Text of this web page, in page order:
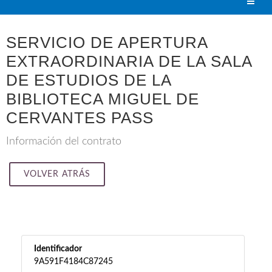
SERVICIO DE APERTURA
EXTRAORDINARIA DE LA SALA
DE ESTUDIOS DE LA
BIBLIOTECA MIGUEL DE
CERVANTES PASS
Información del contrato
VOLVER ATRÁS
Identificador
9A591F4184C87245